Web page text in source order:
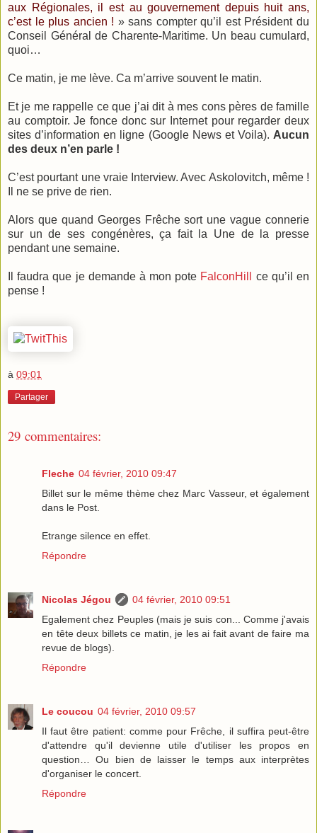
aux Régionales, il est au gouvernement depuis huit ans,
c’est le plus ancien ! » sans compter qu’il est Président du
Conseil Général de Charente-Maritime. Un beau cumulard,
quoi…
Ce matin, je me lève. Ca m’arrive souvent le matin.
Et je me rappelle ce que j’ai dit à mes cons pères de famille
au comptoir. Je fonce donc sur Internet pour regarder deux
sites d’information en ligne (Google News et Voila). Aucun
des deux n’en parle !
C’est pourtant une vraie Interview. Avec Askolovitch, même !
Il ne se prive de rien.
Alors que quand Georges Frêche sort une vague connerie
sur un de ses congénères, ça fait la Une de la presse
pendant une semaine.
Il faudra que je demande à mon pote FalconHill
ce qu’il en
pense !
à 09:01
Partager
29 commentaires:
Fleche 04 février, 2010 09:47
Billet sur le même thème chez Marc Vasseur, et également
dans le Post.
Etrange silence en effet.
Répondre
Nicolas Jégou
04 février, 2010 09:51
Egalement chez Peuples (mais je suis con... Comme j'avais
en tête deux billets ce matin, je les ai fait avant de faire ma
revue de blogs).
Répondre
Le coucou 04 février, 2010 09:57
Il faut être patient: comme pour Frêche, il suffira peut-être
d'attendre qu'il devienne utile d'utiliser les propos en
question… Ou bien de laisser le temps aux interprètes
d'organiser le concert.
Répondre